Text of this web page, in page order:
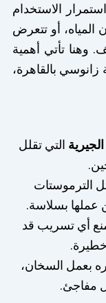
الاستخدام
المياه، أو تتعرض
وهنا تأتي أهمية
زانوسي بالقاهرة،
التي تقلل
الترموستات
عملها بسلاسة.
أي تسريب قد
بعمل السخان،
مفاجئ.